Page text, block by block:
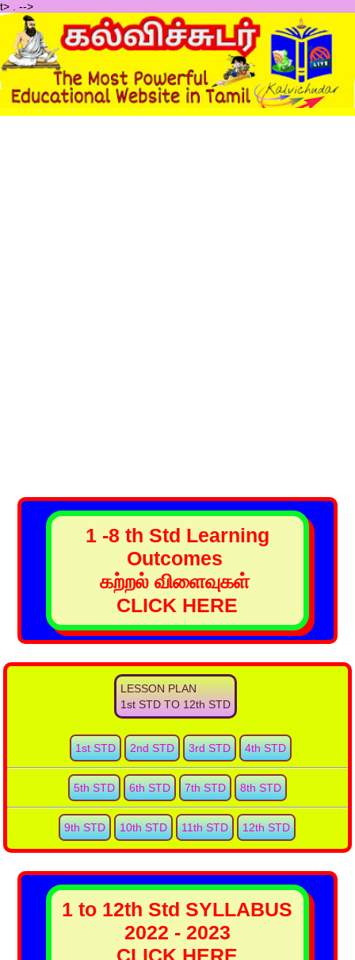
t> -->
1 -8 th Std Learning
Outcomes
கற்றல் விளைவுகள்
CLICK HERE
LESSON PLAN
1st STD TO 12th STD
1st STD 2nd STD 3rd STD 4th STD
5th STD 6th STD 7th STD 8th STD
9th STD 10th STD 11th STD 12th STD
1 to 12th Std SYLLABUS
2022 - 2023
CLICK HERE